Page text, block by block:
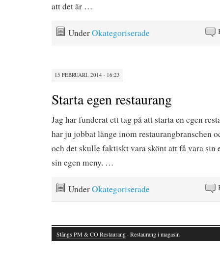
att det är …
UnderOkategoriserade
15 FEBRUARI, 2014 · 16:23
Starta egen restaurang
Jag har funderat ett tag på att starta en egen
har ju jobbat länge inom restaurangbranschen
och det skulle faktiskt vara skönt att få vara sin
sin egen meny. …
UnderOkategoriserade
Stångs PM & CO Restaurang · Restaurang i magasin